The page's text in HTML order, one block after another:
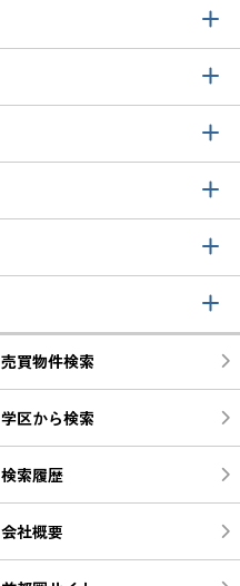
売買物件検索
学区から検索
検索履歴
会社概要